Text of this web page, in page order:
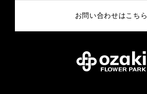
お問い合わせはこちら